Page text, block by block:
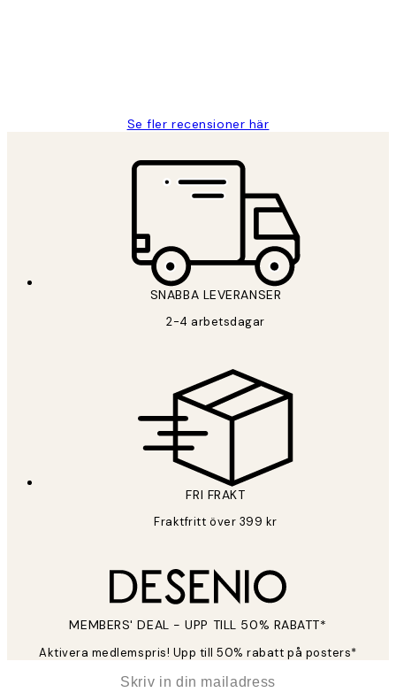
Se fler recensioner här
SNABBA LEVERANSER
2-4 arbetsdagar
FRI FRAKT
Fraktfritt över 399 kr
MEMBERS' DEAL - UPP TILL 50% RABATT*
Aktivera medlemspris! Upp till 50% rabatt på posters*